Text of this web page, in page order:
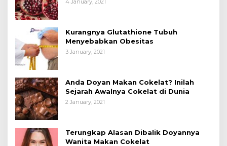
Kurangnya Glutathione Tubuh
Menyebabkan Obesitas
3 January, 2021
Anda Doyan Makan Cokelat? Inilah
Sejarah Awalnya Cokelat di Dunia
2 January, 2021
Terungkap Alasan Dibalik Doyannya
Wanita Makan Cokelat